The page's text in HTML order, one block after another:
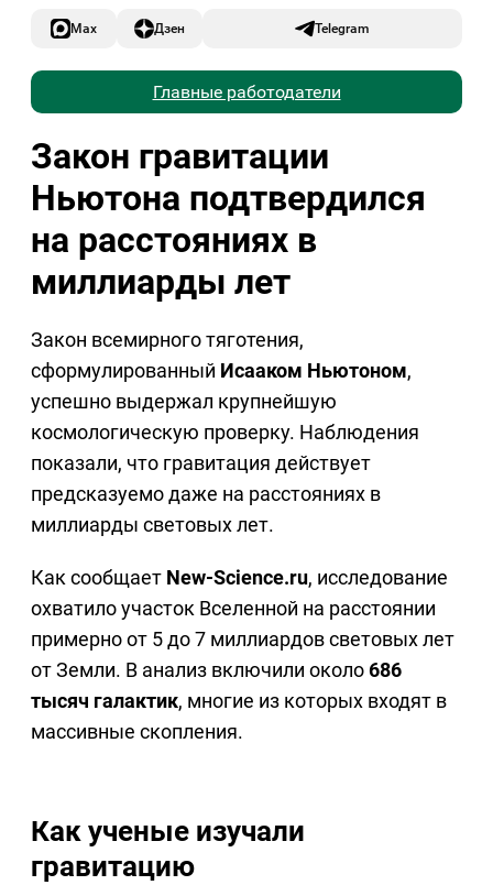
Max Дзен Telegram
Главные работодатели
Закон гравитации
Ньютона подтвердился
на расстояниях в
миллиарды лет
Закон всемирного тяготения,
сформулированный Исааком Ньютоном,
успешно выдержал крупнейшую
космологическую проверку. Наблюдения
показали, что гравитация действует
предсказуемо даже на расстояниях в
миллиарды световых лет.
Как сообщает New-Science.ru, исследование
охватило участок Вселенной на расстоянии
примерно от 5 до 7 миллиардов световых лет
от Земли. В анализ включили около686
тысяч галактик, многие из которых входят в
массивные скопления.
Как ученые изучали
гравитацию